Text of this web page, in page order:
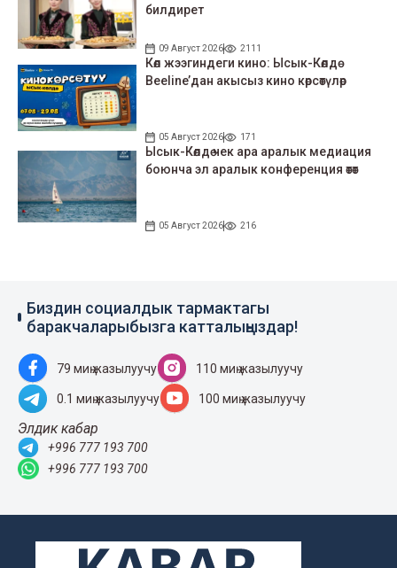
билдирет
09 Август 2026 2111
Көл жээгиндеги кино: Ысык-Көлдө
Beeline’дан акысыз кино көрсөтүлөр
05 Август 2026 171
Ысык-Көлдө чек ара аралык медиация
боюнча эл аралык конференция өтөт
05 Август 2026 216
Биздин социалдык тармактагы
баракчаларыбызга катталыңыздар!
79 миң жазылуучу 110 миң жазылуучу
0.1 миң жазылуучу 100 миң жазылуучу
Элдик кабар
+996 777 193 700
+996 777 193 700